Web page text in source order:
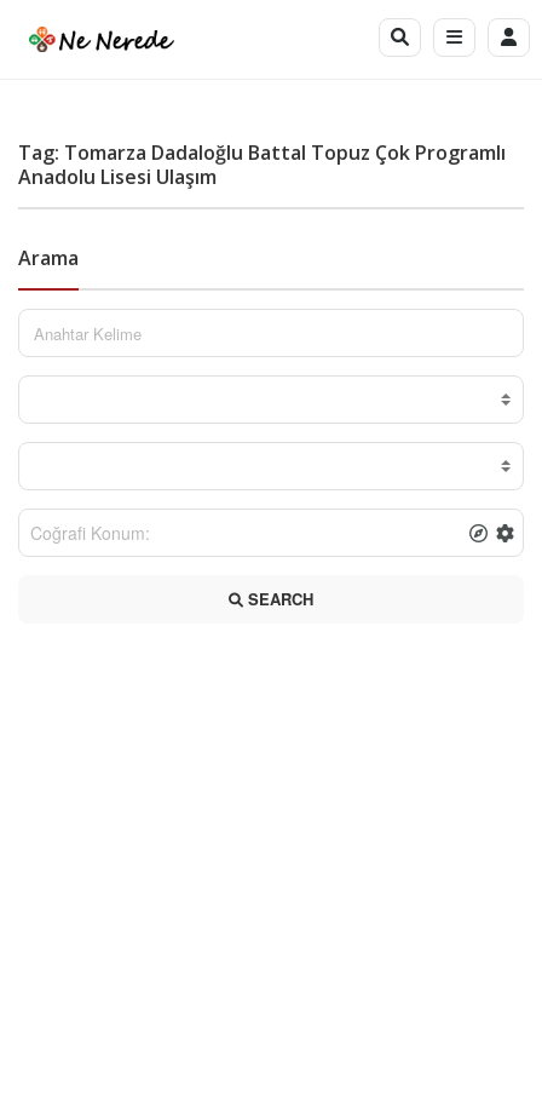
Tag: Tomarza Dadaloğlu Battal Topuz Çok Programlı
Anadolu Lisesi Ulaşım
Arama
SEARCH